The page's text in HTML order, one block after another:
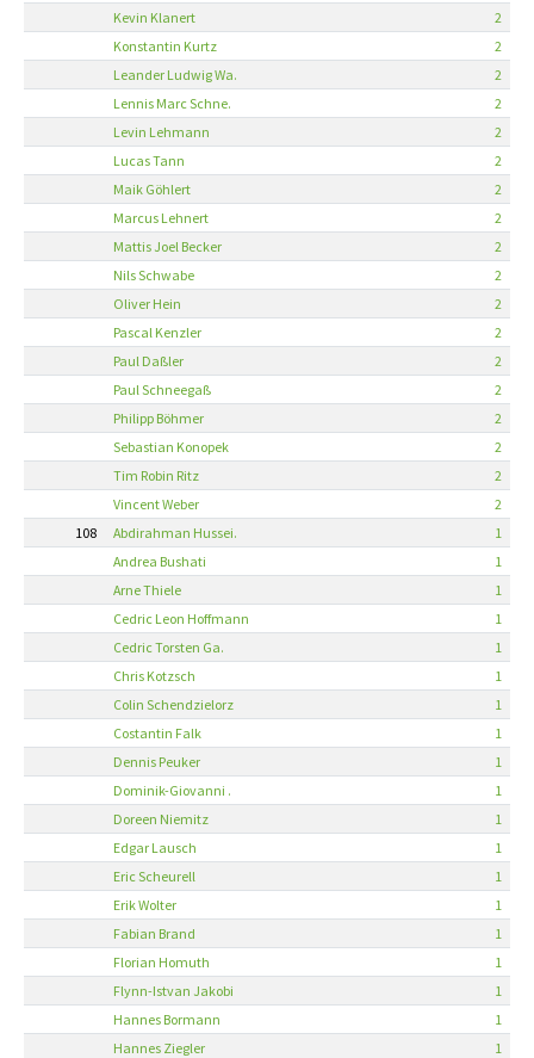
Kevin Klanert
2
Konstantin Kurtz
2
Leander Ludwig Wa.
2
Lennis Marc Schne.
2
Levin Lehmann
2
Lucas Tann
2
Maik Göhlert
2
Marcus Lehnert
2
Mattis Joel Becker
2
Nils Schwabe
2
Oliver Hein
2
Pascal Kenzler
2
Paul Daßler
2
Paul Schneegaß
2
Philipp Böhmer
2
Sebastian Konopek
2
Tim Robin Ritz
2
Vincent Weber
2
108
Abdirahman Hussei.
1
Andrea Bushati
1
Arne Thiele
1
Cedric Leon Hoffmann
1
Cedric Torsten Ga.
1
Chris Kotzsch
1
Colin Schendzielorz
1
Costantin Falk
1
Dennis Peuker
1
Dominik-Giovanni .
1
Doreen Niemitz
1
Edgar Lausch
1
Eric Scheurell
1
Erik Wolter
1
Fabian Brand
1
Florian Homuth
1
Flynn-Istvan Jakobi
1
Hannes Bormann
1
Hannes Ziegler
1